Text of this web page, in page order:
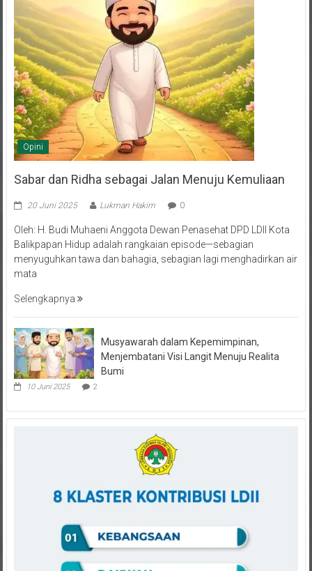
Opini
Sabar dan Ridha sebagai Jalan Menuju Kemuliaan
Balikpapan Hidup adalah rangkaian episode—sebagian
menyuguhkan tawa dan bahagia, sebagian lagi menghadirkan air
mata
Menjembatani Visi Langit Menuju Realita
Bumi
10 Juni 2025 2